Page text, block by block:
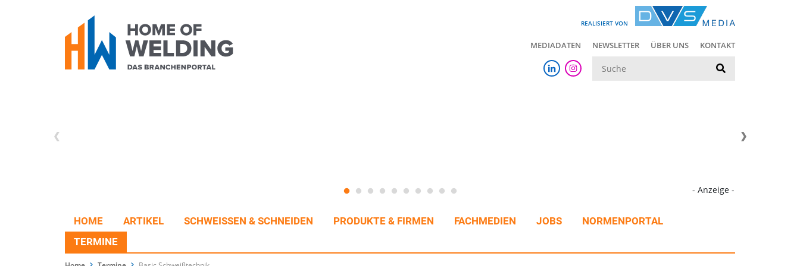
REALISIERT VON
MEDIADATEN NEWSLETTER ÜBER UNS KONTAKT
- Anzeige -
HOME ARTIKEL SCHWEISSEN & SCHNEIDEN PRODUKTE & FIRMEN FACHMEDIEN JOBS
NORMENPORTAL
TERMINE